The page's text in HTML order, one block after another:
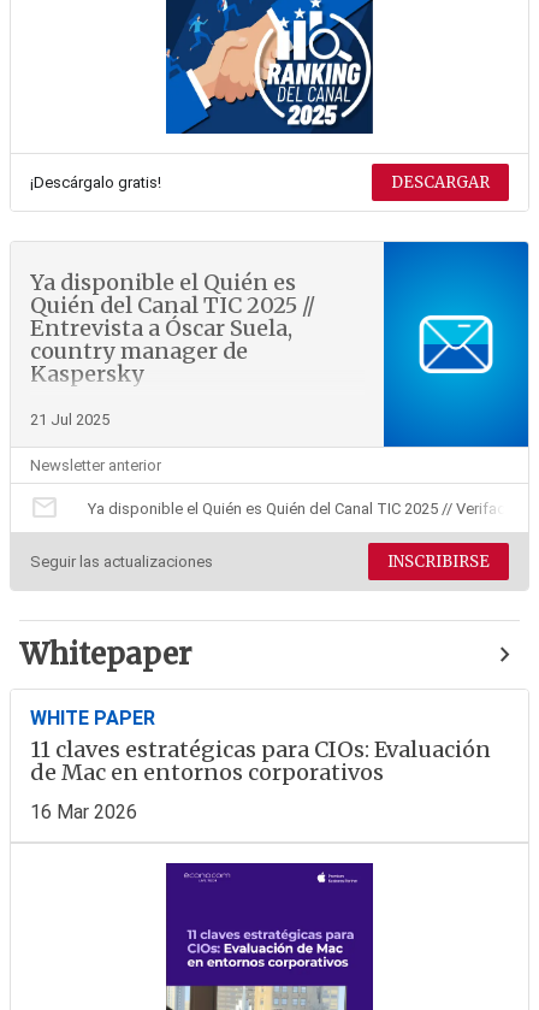
¡Descárgalo gratis! DESCARGAR
Ya disponible el Quién es
Quién del Canal TIC 2025 //
Entrevista a Óscar Suela,
country manager de
Kaspersky
21 Jul 2025
Newsletter anterior
mail Ya disponible el Quién es Quién del Canal TIC 2025 // Verifactu:
Seguir las actualizaciones INSCRIBIRSE
Whitepaper
WHITE PAPER
11 claves estratégicas para CIOs: Evaluación
de Mac en entornos corporativos
16 Mar 2026